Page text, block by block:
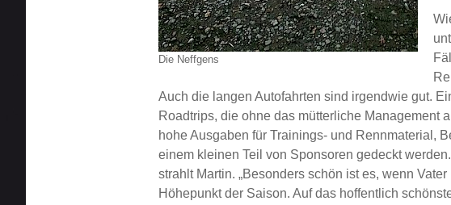
Die Neffgens
Auch die langen Autofahrten sind irgendwie gut.
Roadtrips, die ohne das mütterliche Management
hohe Ausgaben für Trainings- und Rennmaterial,
einem kleinen Teil von Sponsoren gedeckt
strahlt Martin. „Besonders schön ist es, wenn
Höhepunkt der Saison. Auf das hoffentlich